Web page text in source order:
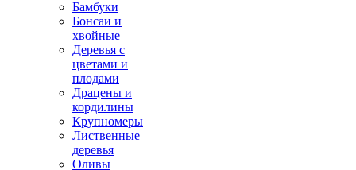
Бамбуки
Бонсаи и
хвойные
Деревья с
цветами и
плодами
Драцены и
кордилины
Крупномеры
Лиственные
деревья
Оливы